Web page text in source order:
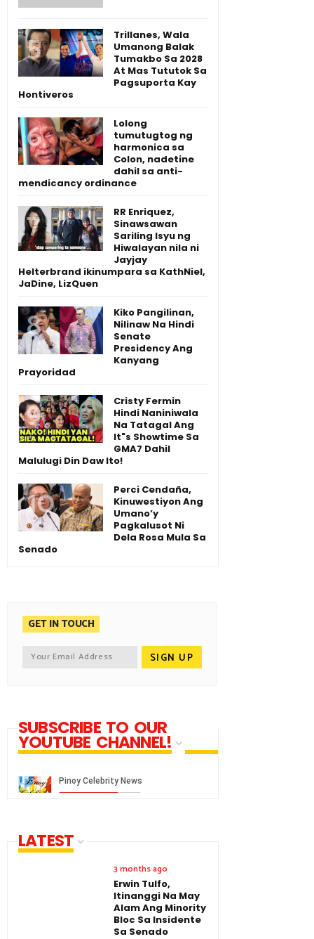
Trillanes, Wala
Umanong Balak
Tumakbo Sa 2028
At Mas Tututok Sa
Pagsuporta Kay
Hontiveros
Lolong
tumutugtog ng
harmonica sa
Colon, nadetine
dahil sa anti-
mendicancy ordinance
RR Enriquez,
Sinawsawan
Sariling Isyu ng
Hiwalayan nila ni
Jayjay
Helterbrand ikinumpara sa KathNiel,
JaDine, LizQuen
Kiko Pangilinan,
Nilinaw Na Hindi
Senate
Presidency Ang
Kanyang
Prayoridad
Cristy Fermin
Hindi Naniniwala
Na Tatagal Ang
It"s Showtime Sa
GMA7 Dahil
Malulugi Din Daw Ito!
Perci Cendaña,
Kinuwestiyon Ang
Umano’y
Pagkalusot Ni
Dela Rosa Mula Sa
Senado
GET IN TOUCH
SUBSCRIBE TO OUR
YOUTUBE CHANNEL!
LATEST
3 months ago
Erwin Tulfo,
Itinanggi Na May
Alam Ang Minority
Bloc Sa Insidente
Sa Senado